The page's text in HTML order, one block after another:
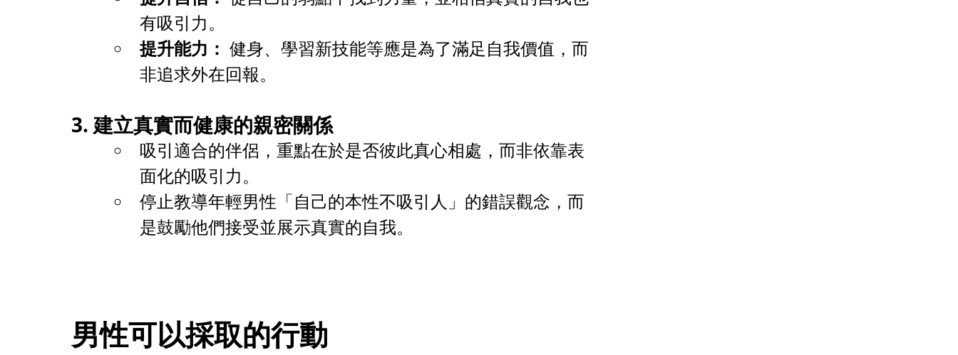
有吸引力。
提升能力： 健身、學習新技能等應是為了滿足自我價值，而
非追求外在回報。
3. 建立真實而健康的親密關係
吸引適合的伴侶，重點在於是否彼此真心相處，而非依靠表
面化的吸引力。
停止教導年輕男性「自己的本性不吸引人」的錯誤觀念，而
是鼓勵他們接受並展示真實的自我。
男性可以採取的行動